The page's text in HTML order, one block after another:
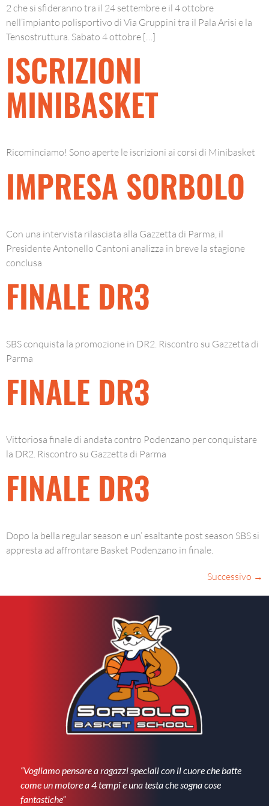
2 che si sfideranno tra il 24 settembre e il 4 ottobre
nell’impianto polisportivo di Via Gruppini tra il Pala Arisi e la
Tensostruttura. Sabato 4 ottobre […]
ISCRIZIONI
MINIBASKET
Ricominciamo! Sono aperte le iscrizioni ai corsi di Minibasket
IMPRESA SORBOLO
Con una intervista rilasciata alla Gazzetta di Parma, il
Presidente Antonello Cantoni analizza in breve la stagione
conclusa
FINALE DR3
SBS conquista la promozione in DR2. Riscontro su Gazzetta di
Parma
FINALE DR3
Vittoriosa finale di andata contro Podenzano per conquistare
la DR2. Riscontro su Gazzetta di Parma
FINALE DR3
Dopo la bella regular season e un’ esaltante post season SBS si
appresta ad affrontare Basket Podenzano in finale.
Successivo →
“Vogliamo pensare a ragazzi speciali con il cuore che batte
come un motore a 4 tempi e una testa che sogna cose
fantastiche”